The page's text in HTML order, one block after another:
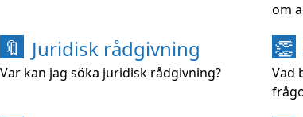
om
🔖 Juridisk rådgivning
Var kan jag söka juridisk rådgivning?
👏
Vad